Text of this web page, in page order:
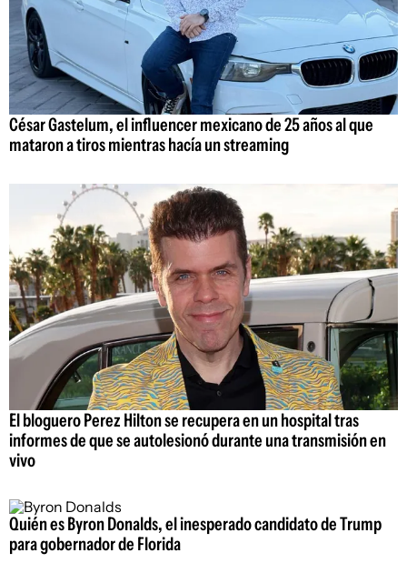
César Gastelum, el influencer mexicano de 25 años al que
mataron a tiros mientras hacía un streaming
El bloguero Perez Hilton se recupera en un hospital tras
informes de que se autolesionó durante una transmisión en
vivo
Quién es Byron Donalds, el inesperado candidato de Trump
para gobernador de Florida